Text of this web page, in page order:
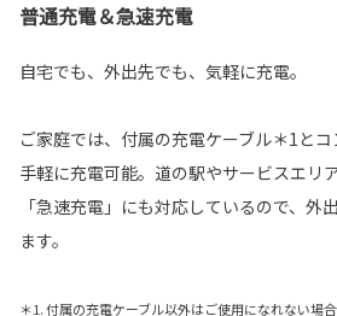
普通充電＆急速充電
自宅でも、外出先でも、気軽に充電。
ご家庭では、付属の充電ケーブル＊1と
手軽に充電可能。道の駅やサービスエリ
「急速充電」にも対応しているので、外
ます。
＊1. 付属の充電ケーブル以外はご使用になれない